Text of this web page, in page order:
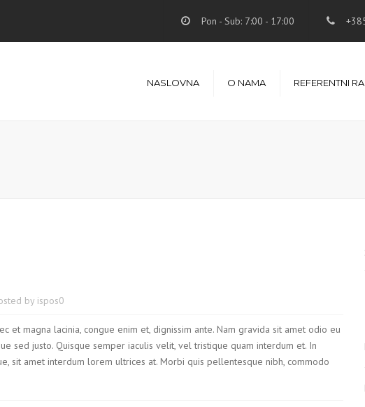
Pon - Sub: 7:00 - 17:00
NASLOVNA O NAMA REFERENTNI
by ispos0
et magna lacinia, congue enim et, dignissim ante. Nam gravida sit amet odio eu
sed justo. Quisque semper iaculis velit, vel tristique quam interdum et. In
sit amet interdum lorem ultrices at. Morbi quis pellentesque nibh, commodo